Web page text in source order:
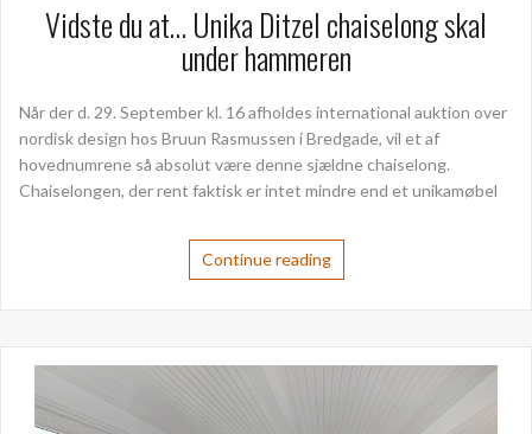
Vidste du at… Unika Ditzel chaiselong skal
under hammeren
Når der d. 29. September kl. 16 afholdes international auktion over
nordisk design hos Bruun Rasmussen i Bredgade, vil et af
hovednumrene så absolut være denne sjældne chaiselong.
Chaiselongen, der rent faktisk er intet mindre end et unikamøbel
Continue reading